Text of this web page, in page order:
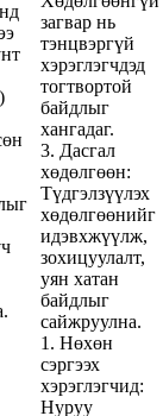
загвар нь
тэнцвэргүй
хэрэглэгчдэд
тогтвортой
байдлыг
хангадаг.
3. Дасгал
хөдөлгөөн:
Түдгэлзүүлэх
хөдөлгөөнийг
идэвхжүүлж,
зохицуулалт,
уян хатан
байдлыг
сайжруулна.
1. Нөхөн
сэргээх
хэрэглэгчид:
Нуруу